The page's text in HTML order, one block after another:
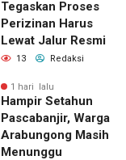
Tegaskan Proses
Perizinan Harus
Lewat Jalur Resmi
13 Redaksi
1 hari lalu
Hampir Setahun
Pascabanjir, Warga
Arabungong Masih
Menunggu